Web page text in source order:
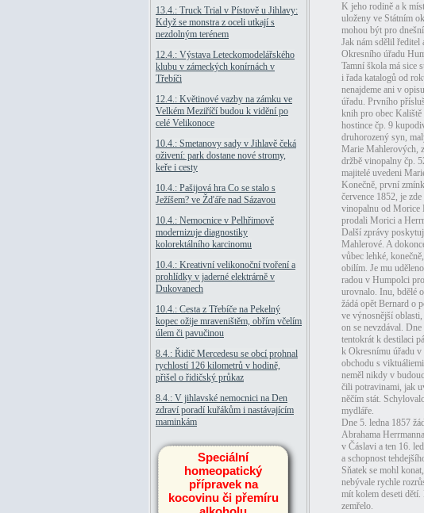
13.4.: Truck Trial v Pístově u Jihlavy:
Když se monstra z oceli utkají s
nezdolným terénem
12.4.: Výstava Leteckomodelářského
klubu v zámeckých konírnách v
Třebíči
12.4.: Květinové vazby na zámku ve
Velkém Meziříčí budou k vidění po
celé Velikonoce
10.4.: Smetanovy sady v Jihlavě čeká
oživení: park dostane nové stromy,
keře i cesty
10.4.: Pašijová hra Co se stalo s
Ježíšem? ve Žďáře nad Sázavou
10.4.: Nemocnice v Pelhřimově
modernizuje diagnostiky
kolorektálního karcinomu
10.4.: Kreativní velikonoční tvoření a
prohlídky v jaderné elektrárně v
Dukovanech
10.4.: Cesta z Třebíče na Pekelný
kopec ožije mraveništěm, obřím včelím
úlem či pavučinou
8.4.: Řidič Mercedesu se obcí prohnal
rychlostí 126 kilometrů v hodině,
přišel o řidičský průkaz
8.4.: V jihlavské nemocnici na Den
zdraví poradí kuřákům i nastávajícím
maminkám
Speciální
homeopatický
přípravek na
kocovinu či přemíru
K jeho rodině a k
uloženy ve Státním
mohou být pro
Jak nám sdělil
Okresního úřadu
Tamní škola má sice
i řada katalogů od
nenajdeme ani v
úřadu. Prvního
knih pro obec
hostince čp. 9
druhorozený syn,
Marie Mahlerových,
držbě vinopalny čp.
majitelé uvedeni
Konečně, první
července 1852, je
vinopalnu od Morice
prodali Morici a
Další zprávy
Mahlerové. A
vůbec lehké,
obilím. Je mu
radou v Humpolci
urovnalo. Inu, bdělé
žádá opět Bernard o
ve výnosnější oblasti,
on se nevzdával.
tentokrát k destilaci
k Okresnímu úřadu v
obchodu s
neměl nikdy v
čili potravinami, jak
něčím stát.
mydláře.
Dne 5. ledna 1857
Abrahama
v Čáslavi a ten 16.
a schopnost
Sňatek se mohl
nebývale rychle
mít kolem deseti
zemřelo.